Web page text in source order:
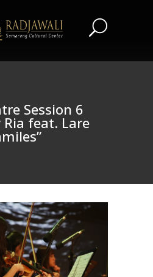
Session 6
Ria feat. Lare